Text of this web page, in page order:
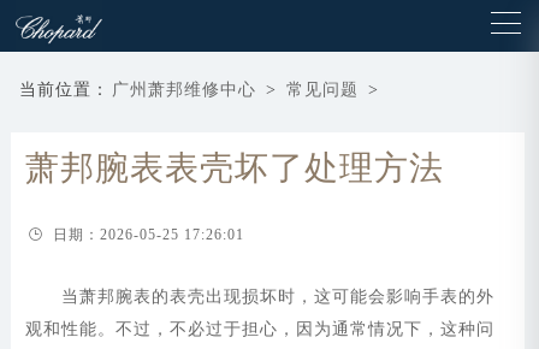
当前位置： 广州萧邦维修中心 > 常见问题 >
萧邦腕表表壳坏了处理方法
日期：2026-05-25 17:26:01
当萧邦腕表的表壳出现损坏时，这可能会影响手表的外
观和性能。不过，不必过于担心，因为通常情况下，这种问